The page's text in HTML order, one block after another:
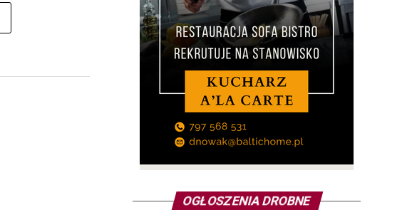
OGŁOSZENIA DROBNE